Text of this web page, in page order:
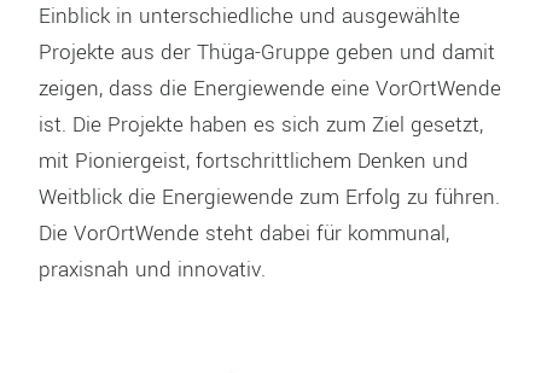
Einblick in unterschiedliche und ausgewählte
Projekte aus der Thüga-Gruppe geben und damit
zeigen, dass die Energiewende eine VorOrtWende
ist. Die Projekte haben es sich zum Ziel gesetzt,
mit Pioniergeist, fortschrittlichem Denken und
Weitblick die Energiewende zum Erfolg zu führen.
Die VorOrtWende steht dabei für kommunal,
praxisnah und innovativ.